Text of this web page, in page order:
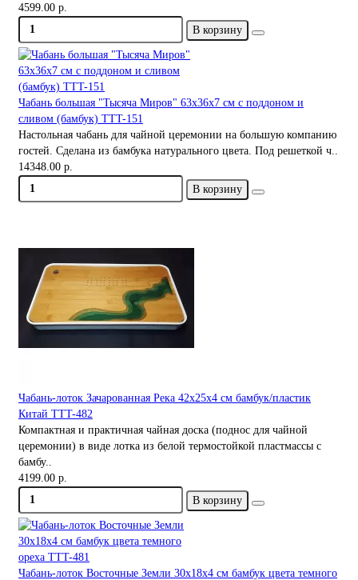
4599.00 р.
В корзину
Чабань большая "Тысяча Миров" 63х36x7 см с поддоном и
сливом (бамбук) TTT-151
Настольная чабань для чайной церемонии на большую компанию
гостей. Сделана из бамбука натурального цвета. Под решеткой ч..
14348.00 р.
В корзину
Чабань-лоток Зачарованная Река 42х25х4 см бамбук/пластик
Китай TTT-482
Компактная и практичная чайная доска (поднос для чайной
церемонии) в виде лотка из белой термостойкой пластмассы с
бамбу..
4199.00 р.
В корзину
Чабань-лоток Восточные Земли 30х18х4 см бамбук цвета темного